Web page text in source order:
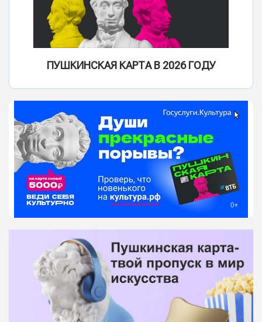
ПУШКИНСКАЯ КАРТА В 2026 ГОДУ